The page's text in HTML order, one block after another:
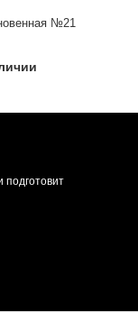
№21
подготовит